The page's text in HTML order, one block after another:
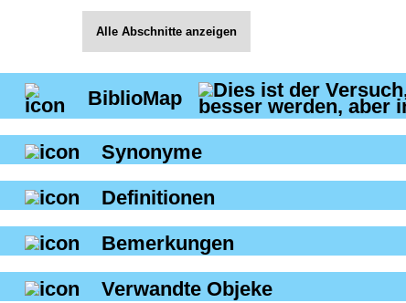
Alle Abschnitte anzeigen
BiblioMap
Synonyme
Definitionen
Bemerkungen
Verwandte Objeke